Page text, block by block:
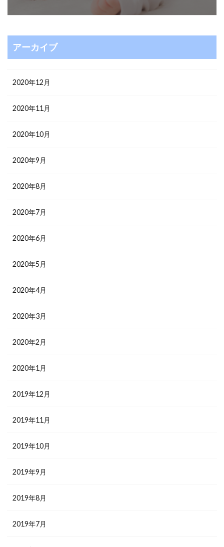
アーカイブ
2020年12月
2020年11月
2020年10月
2020年9月
2020年8月
2020年7月
2020年6月
2020年5月
2020年4月
2020年3月
2020年2月
2020年1月
2019年12月
2019年11月
2019年10月
2019年9月
2019年8月
2019年7月